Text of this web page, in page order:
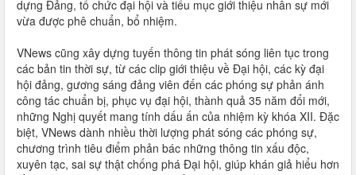
dựng Đảng, tổ chức đại hội và tiểu mục giới thiệu nhân sự mới
vừa được phê chuẩn, bổ nhiệm.
VNews cũng xây dựng tuyến thông tin phát sóng liên tục trong
các bản tin thời sự, từ các clip giới thiệu về Đại hội, các kỳ đại
hội đảng, gương sáng đảng viên đến các phóng sự phản ánh
công tác chuẩn bị, phục vụ đại hội, thành quả 35 năm đổi mới,
những Nghị quyết mang tính dấu ấn của nhiệm kỳ khóa XII. Đặc
biệt, VNews dành nhiều thời lượng phát sóng các phóng sự,
chương trình tiêu điểm phản bác những thông tin xấu độc,
xuyên tạc, sai sự thật chống phá Đại hội, giúp khán giả hiểu hơn